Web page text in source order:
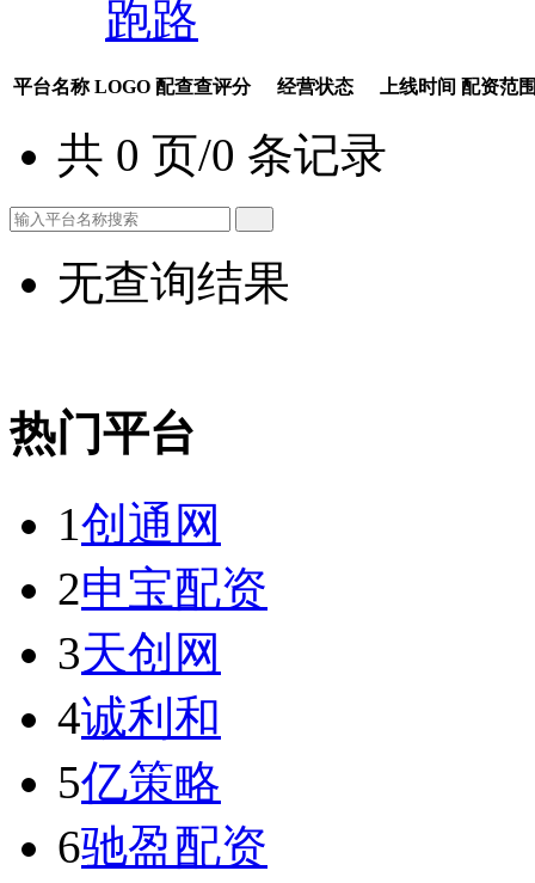
跑路
平台名称 LOGO 配查查评分 经营状态 上线时间 配资范
共 0 页/0 条记录
无查询结果
热门平台
1创通网
2申宝配资
3天创网
4诚利和
5亿策略
6驰盈配资